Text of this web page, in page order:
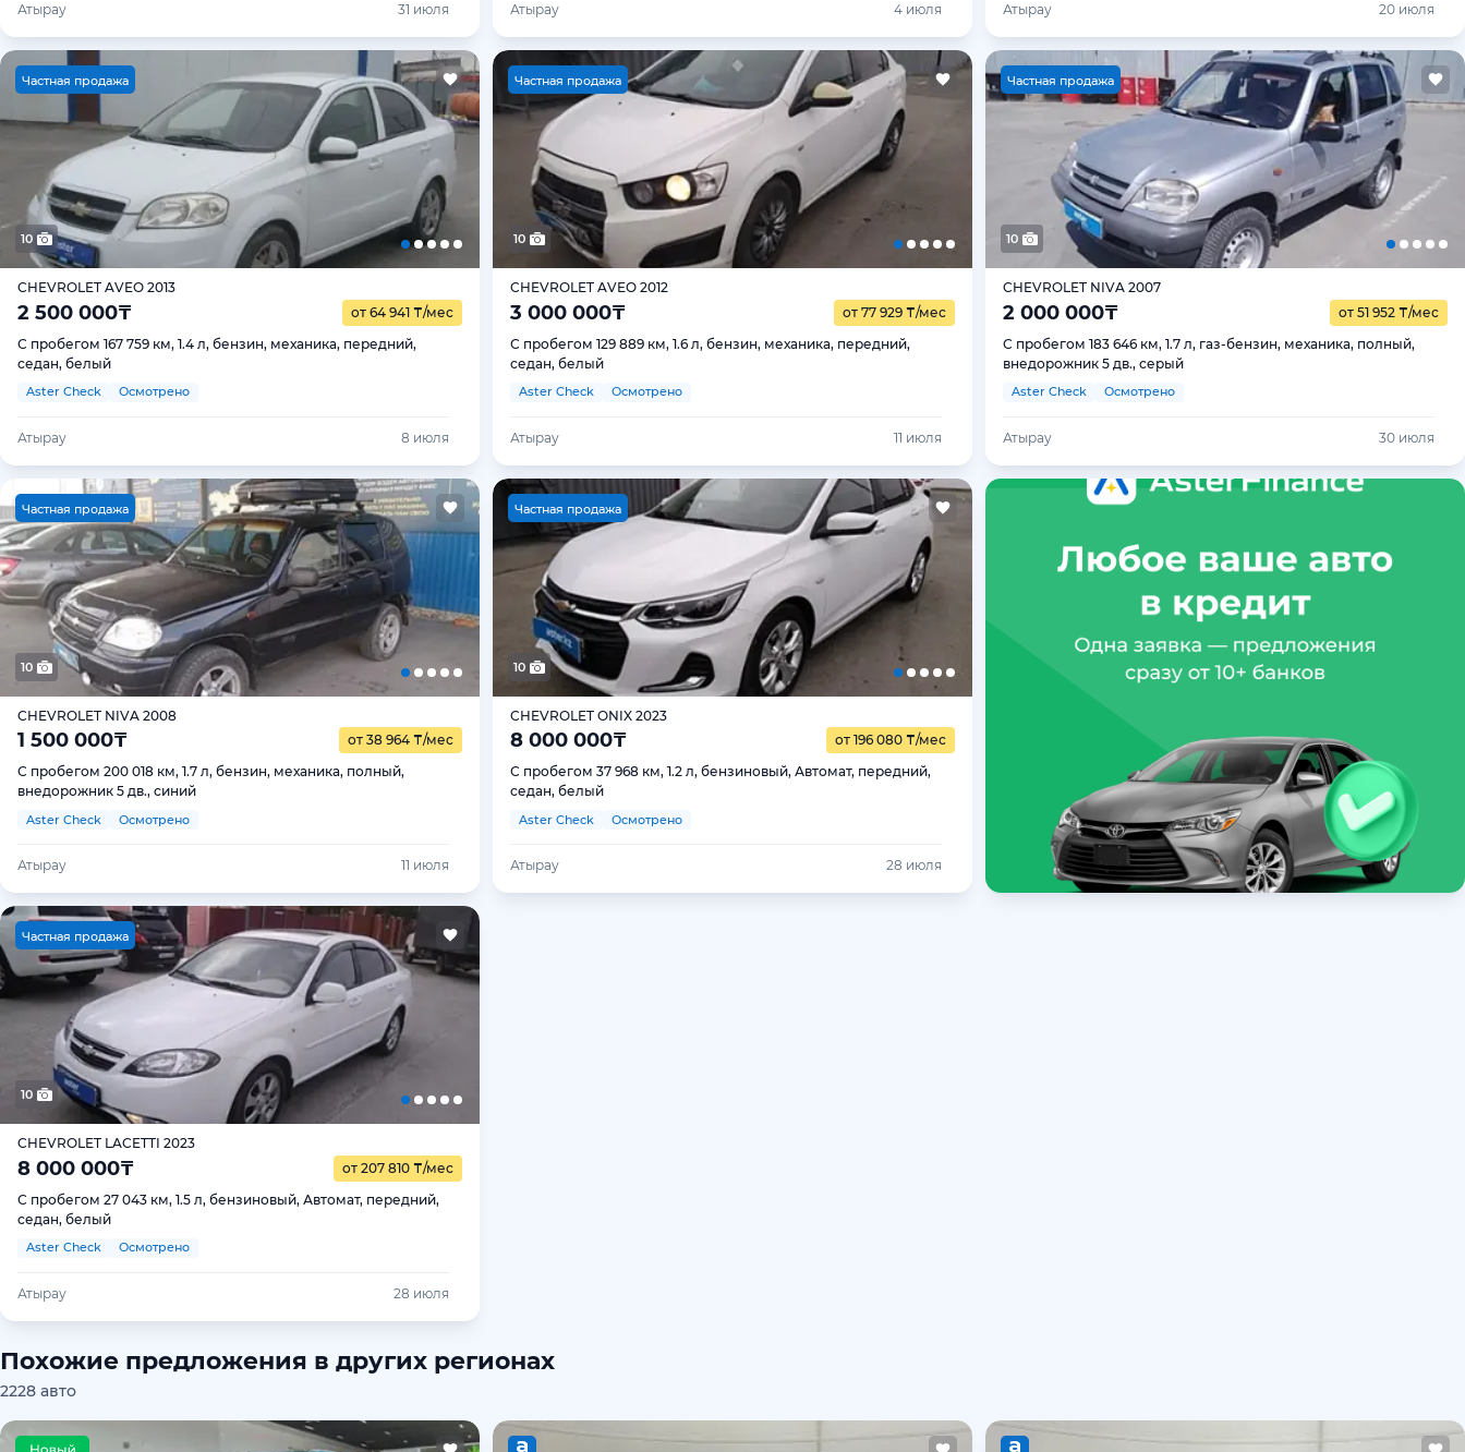
Атырау 31 июля Атырау 4 июля Атырау 20 июля
Частная продажа
10
CHEVROLET AVEO 2013
2 500 000₸ от 64 941 ₸/мес
С пробегом 167 759 км, 1.4 л, бензин, механика, передний,
седан, белый
Aster Check Осмотрено
Атырау 8 июля
Частная продажа
10
CHEVROLET AVEO 2012
3 000 000₸ от 77 929 ₸/мес
С пробегом 129 889 км, 1.6 л, бензин, механика, передний,
седан, белый
Aster Check Осмотрено
Атырау 11 июля
Частная продажа
10
CHEVROLET NIVA 2007
2 000 000₸ от 51 952 ₸/мес
С пробегом 183 646 км, 1.7 л, газ-бензин, механика, полный,
внедорожник 5 дв., серый
Aster Check Осмотрено
Атырау 30 июля
Частная продажа
10
CHEVROLET NIVA 2008
1 500 000₸ от 38 964 ₸/мес
С пробегом 200 018 км, 1.7 л, бензин, механика, полный,
внедорожник 5 дв., синий
Aster Check Осмотрено
Атырау 11 июля
Частная продажа
10
CHEVROLET ONIX 2023
8 000 000₸ от 196 080 ₸/мес
С пробегом 37 968 км, 1.2 л, бензиновый, Автомат, передний,
седан, белый
Aster Check Осмотрено
Атырау 28 июля
Частная продажа
10
CHEVROLET LACETTI 2023
8 000 000₸ от 207 810 ₸/мес
С пробегом 27 043 км, 1.5 л, бензиновый, Автомат, передний,
седан, белый
Aster Check Осмотрено
Атырау 28 июля
Похожие предложения в других регионах
2228 авто